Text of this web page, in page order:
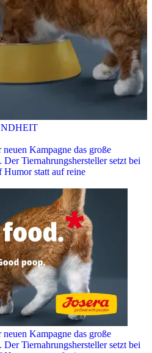
Kampagne das große
Tiernahrungshersteller setzt bei
Humor statt auf reine
Kampagne das große
Tiernahrungshersteller setzt bei